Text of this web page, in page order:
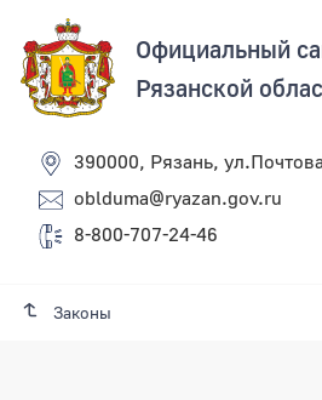
Официальный
Рязанской
390000, Рязань,
oblduma@ryazan.gov.ru
8-800-707-24-46
Законы